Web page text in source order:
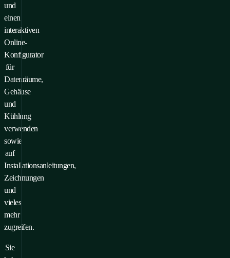
und
einen
interaktiven
Online-
Konfigurator
für
Datenräume,
Gehäuse
und
Kühlung
verwenden
sowie
auf
Installationsanleitungen,
Zeichnungen
und
vieles
mehr
zugreifen.
Sie